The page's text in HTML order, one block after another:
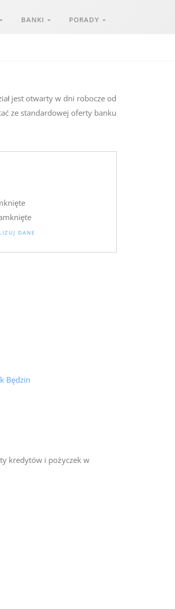
BANKI PORADY
jest otwarty w dni robocze od
ze standardowej oferty banku
DANE
Będzin
kredytów i pożyczek w